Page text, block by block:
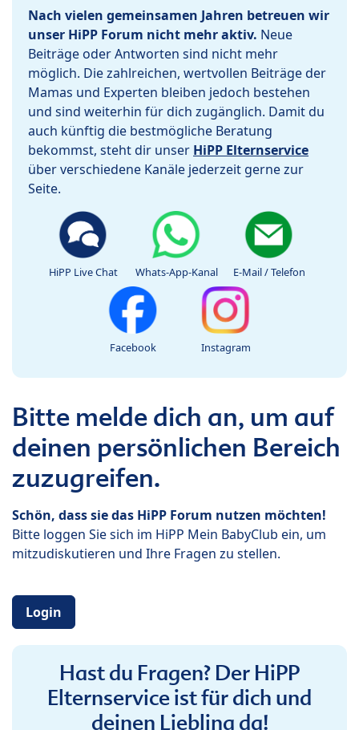
Nach vielen gemeinsamen Jahren betreuen wir
unser HiPP Forum nicht mehr aktiv. Neue
Beiträge oder Antworten sind nicht mehr
möglich. Die zahlreichen, wertvollen Beiträge der
Mamas und Experten bleiben jedoch bestehen
und sind weiterhin für dich zugänglich. Damit du
auch künftig die bestmögliche Beratung
bekommst, steht dir unser HiPP Elternservice
über verschiedene Kanäle jederzeit gerne zur
Seite.
HiPP Live Chat Whats-App-Kanal E-Mail / Telefon
Facebook Instagram
Bitte melde dich an, um auf
deinen persönlichen Bereich
zuzugreifen.
Schön, dass sie das HiPP Forum nutzen möchten!
Bitte loggen Sie sich im HiPP Mein BabyClub ein, um
mitzudiskutieren und Ihre Fragen zu stellen.
Login
Hast du Fragen? Der HiPP
Elternservice ist für dich und
deinen Liebling da!